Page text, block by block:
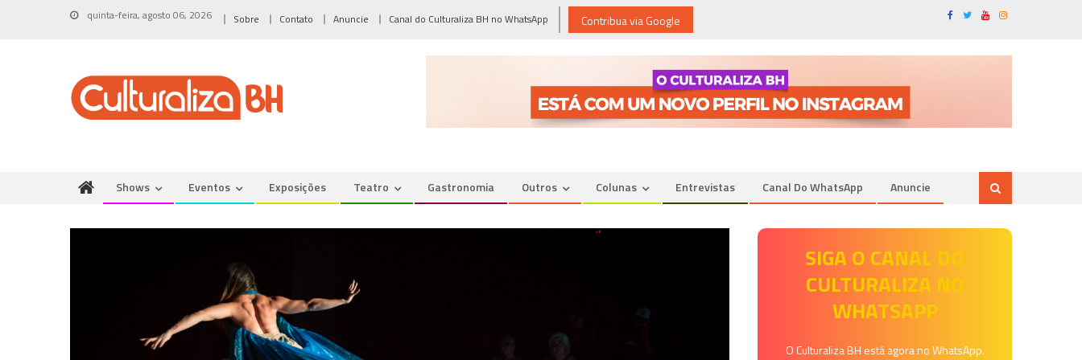
quinta-feira, agosto 06, 2026 Sobre Contato Anuncie Canal do Culturaliza BH no WhatsApp Contribua via Google
Shows Eventos Exposições Teatro Gastronomia Outros Colunas Entrevistas Canal Do WhatsApp Anuncie
SIGA O CANAL DO
CULTURALIZA NO
WHATSAPP
O Culturaliza BH está agora no WhatsApp.